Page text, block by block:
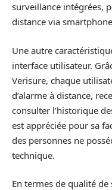
surveillance intégrées,
distance via
Une autre
interface utilisateur.
Verisure, chaque
d’alarme à distance,
consulter l’historique
est appréciée pour sa
des personnes ne
technique.
En termes de qualité